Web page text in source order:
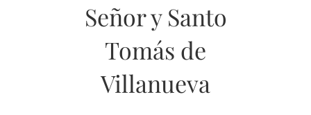
Señor y Santo
Tomás de
Villanueva